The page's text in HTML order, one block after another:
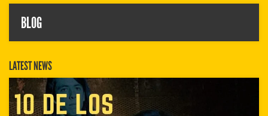
BLOG
LATEST NEWS